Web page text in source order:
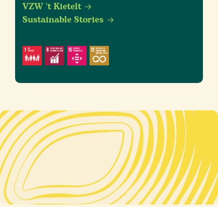
VZW 't Kietelt
Sustainable Stories